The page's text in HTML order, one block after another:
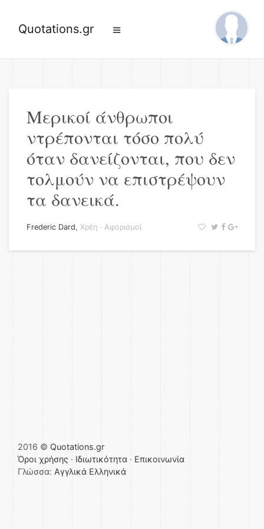
Quotations.gr
Μερικοί άνθρωποι
ντρέπονται τόσο πολύ
όταν δανείζονται, που δεν
τολμούν να επιστρέψουν
τα δανεικά.
Frederic Dard, Χρέη · Αφορισμοί
2016 © Quotations.gr
Όροι χρήσης · Ιδιωτικότητα · Επικοινωνία
Γλώσσα: Αγγλικά Ελληνικά